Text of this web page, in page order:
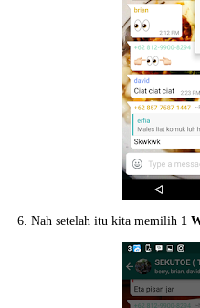
6. Nah setelah itu kita memilih 1